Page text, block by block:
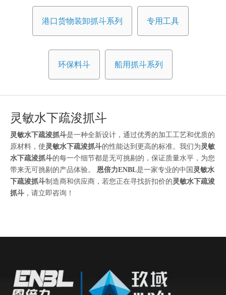
港口货物装卸抓斗系列 专用工具
环保料斗 船用抓斗系列
灵敏水下疏浚抓斗
灵敏水下疏浚抓斗是一种全新设计，通过优秀的加工工艺和优质的
原材料，使灵敏水下疏浚抓斗的性能达到更高的标准。我们为灵敏
水下疏浚抓斗的每一个细节都是无可挑剔的，保证质量水平，为您
带来无可挑剔的产品体验。 恩倍力ENBL是一家专业的中国 灵敏水
下疏浚抓斗制造商和供应商，若您正在寻找折扣价的灵敏水下疏浚
抓斗 ，请立即咨询！